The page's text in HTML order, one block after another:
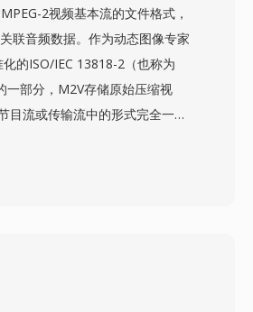
2视频基本流的文件格式，
联音频数据。作为动态图像专家
的ISO/IEC 13818-2（也称为
一部分，M2V存储原始压缩视
目流或传输流中的形式完全一
复用开销。这使M2V文件主要
编码帧和预测帧的结合在压缩效